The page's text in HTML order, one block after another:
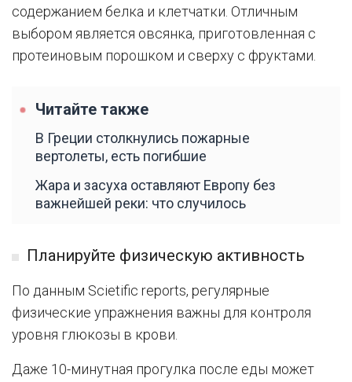
содержанием белка и клетчатки. Отличным
выбором является овсянка, приготовленная с
протеиновым порошком и сверху с фруктами.
Читайте также
В Греции столкнулись пожарные
вертолеты, есть погибшие
Жара и засуха оставляют Европу без
важнейшей реки: что случилось
Планируйте физическую активность
По данным Scietific reports, регулярные
физические упражнения важны для контроля
уровня глюкозы в крови.
Даже 10-минутная прогулка после еды может